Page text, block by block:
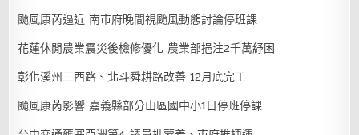
颱風康芮逼近 南市府晚間視颱風動態討論停班課
花蓮休閒農業震災後檢修優化 農業部挹注2千萬紓困
彰化溪州三西路、北斗舜耕路改善 12月底完工
颱風康芮影響 嘉義縣部分山區國中小1日停班停課